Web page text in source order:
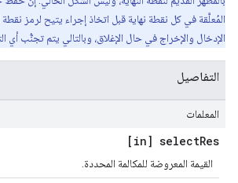
المُعلَّقة في كل نقطة نهاية قبل اتخاذ إجراء يتيح لرمز نقطة
الإدخال والإخراج في حال الإغلاق، وبالتالي يتم تجنُّب أي
التفاصيل
المعلمات
[in] selectRes
القيمة المعروضة للمكالمة المحددة.